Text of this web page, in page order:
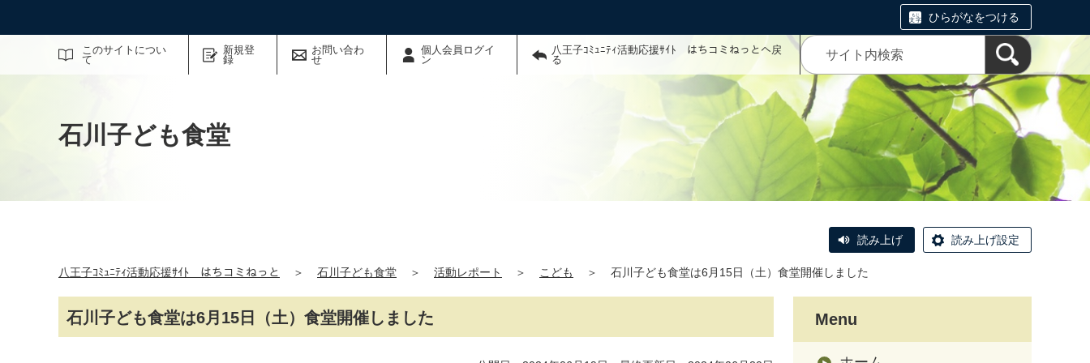
ひらがなをつける
このサイトについ
て
新規登
録
お問い合わ
せ
個人会員ログイ
ン
八王子ｺﾐｭﾆﾃｨ活動応援ｻｲﾄ はちコミねっとへ戻
る
サイト内検索
石川子ども食堂
読み上げ 読み上げ設定
八王子ｺﾐｭﾆﾃｨ活動応援ｻｲﾄ はちコミねっと ＞ 石川子ども食堂 ＞ 活動レポート ＞ こども ＞ 石川子ども食堂は6月15日（土）食堂開催しました
石川子ども食堂は6月15日（土）食堂開催しました Menu